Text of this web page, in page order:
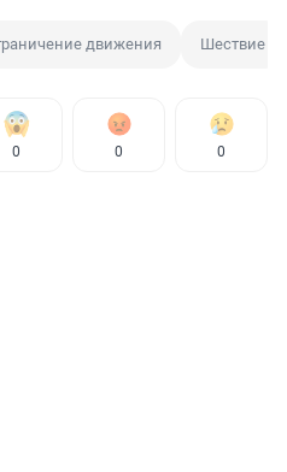
движения Шествие
0 0 0